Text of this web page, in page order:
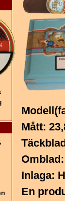
Mått:
Inlaga:
En